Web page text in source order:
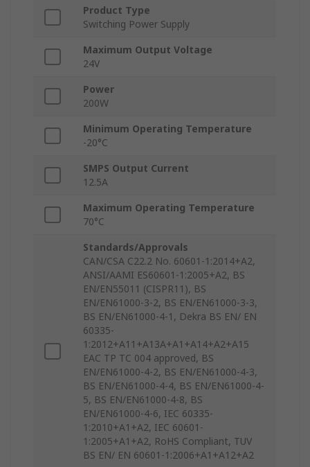
Product Type
Switching Power Supply
Maximum Output Voltage
24V
Power
200W
Minimum Operating Temperature
-20°C
SMPS Output Current
12.5A
Maximum Operating Temperature
70°C
Standards/Approvals
CAN/CSA C22.2 No. 60601-1:2014+A2,
ANSI/AAMI ES60601-1:2005+A2, BS
EN/EN55011 (CISPR11), BS
EN/EN61000-3-2, BS EN/EN61000-3-3,
BS EN/EN61000-4-1, Dekra BS EN/ EN
60335-
1:2012+A11+A13A+A1+A14+A2+A15
EAC TP TC 004 approved, BS
EN/EN61000-4-2, BS EN/EN61000-4-3,
BS EN/EN61000-4-4, BS EN/EN61000-4-
5, BS EN/EN61000-4-8, BS
EN/EN61000-4-6, IEC 60335-
1:2010+A1+A2, IEC 60601-
1:2005+A1+A2, RoHS Compliant, TUV
BS EN/ EN 60601-1:2006+A1+A12+A2